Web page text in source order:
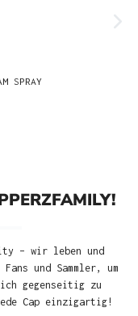
SPRAY
– wir leben und
und Sammler, um
gegenseitig zu
Cap einzigartig!